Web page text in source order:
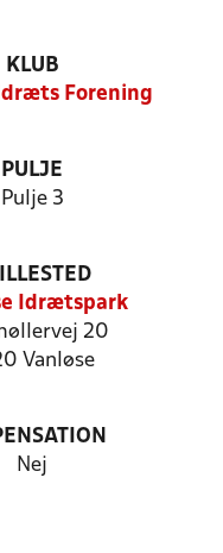
KLUB
Forening
PULJE
Pulje 3
Idrætspark
20
Vanløse
Nej